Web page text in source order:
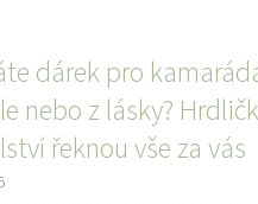
dárek pro
nebo z lásky?
řeknou vše za vás